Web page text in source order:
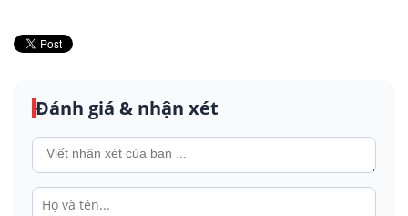
Đánh giá & nhận xét